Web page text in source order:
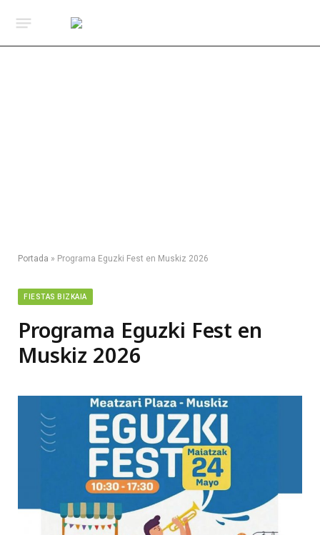
Portada » Programa Eguzki Fest en Muskiz 2026
FIESTAS BIZKAIA
Programa Eguzki Fest en
Muskiz 2026